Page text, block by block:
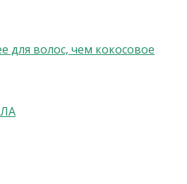
для волос, чем кокосовое